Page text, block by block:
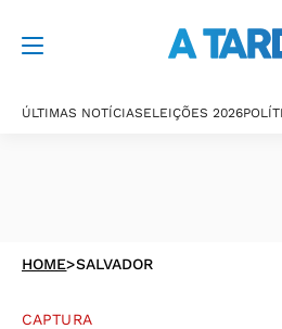
ÚLTIMAS NOTÍCIASELEIÇÕES 2026
HOME>SALVADOR
CAPTURA